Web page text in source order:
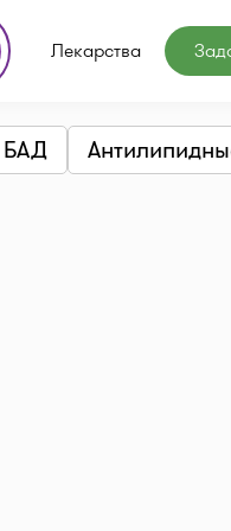
Лекарства
БАД